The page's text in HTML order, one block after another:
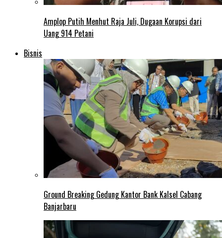
Amplop Putih Menhut Raja Juli, Dugaan Korupsi dari
Uang 914 Petani
Bisnis
Ground Breaking Gedung Kantor Bank Kalsel Cabang
Banjarbaru